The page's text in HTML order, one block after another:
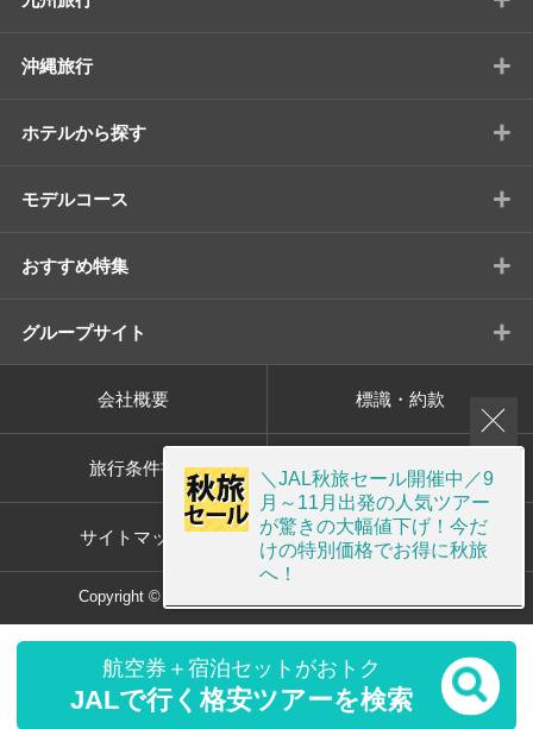
航空券＋宿泊セットがおトク
JALで行く格安ツアーを検索
沖縄旅行 +
ホテルから探す +
モデルコース +
おすすめ特集 +
グループサイト +
会社概要 標識・約款
旅行条件書 プライバシーポリシー
サイトマップ 画面共有サポート
Copyright © ORION TOUR Co.,Ltd. All rights reserved.
＼JAL秋旅セール開催中／9
月～11月出発の人気ツアー
が驚きの大幅値下げ！今だ
けの特別価格でお得に秋旅
へ！